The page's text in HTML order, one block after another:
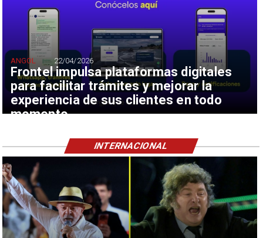
Frontel impulsa plataformas digitales
para facilitar trámites y mejorar la
experiencia de sus clientes en todo
momento
ANGOL 22/04/2026
INTERNACIONAL